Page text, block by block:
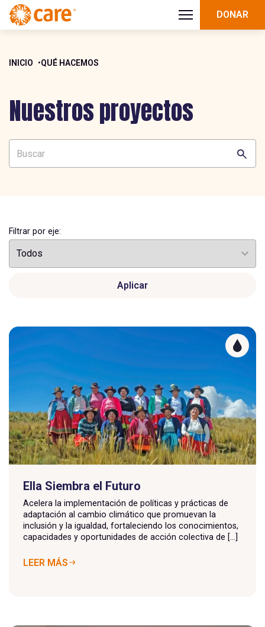
DONAR
INICIO QUÉ HACEMOS
Nuestros proyectos
Filtrar por eje:
Aplicar
Ella Siembra el Futuro
Acelera la implementación de políticas y prácticas de
adaptación al cambio climático que promuevan la
inclusión y la igualdad, fortaleciendo los conocimientos,
capacidades y oportunidades de acción colectiva de [...]
LEER MÁS